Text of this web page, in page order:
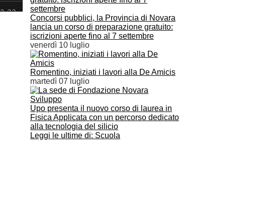
Concorsi pubblici, la Provincia di Novara
lancia un corso di preparazione gratuito:
iscrizioni aperte fino al 7 settembre
venerdì 10 luglio
Romentino, iniziati i lavori alla De Amicis
martedì 07 luglio
Upo presenta il nuovo corso di laurea in
Fisica Applicata con un percorso dedicato
alla tecnologia del silicio
Leggi le ultime di: Scuola